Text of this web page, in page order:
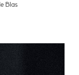
Blas